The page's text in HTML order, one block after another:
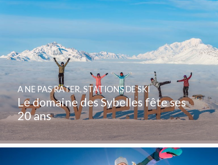
Le domaine des Sybelles fête ses
20 ans
A NE PAS RATER,STATIONS DE SKI